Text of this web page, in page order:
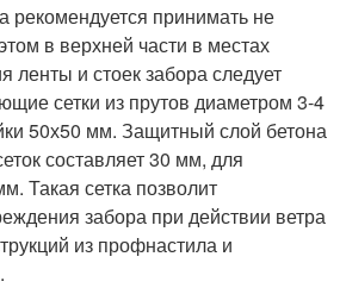
принимать не
в верхней части в местах
ленты и стоек забора следует
сетки из прутов диаметром 3-4
50х50 мм. Защитный слой бетона
составляет 30 мм, для
Такая сетка позволит
забора при действии ветра
из профнастила и